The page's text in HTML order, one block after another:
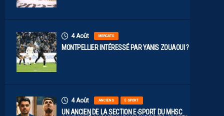
4 Août MERCATO
MONTPELLIER INTÉRESSÉ PAR YANIS ZOUAOUI ?
4 Août ANCIENS E-SPORT
UN ANCIEN DE LA SECTION E-SPORT DU MHSC